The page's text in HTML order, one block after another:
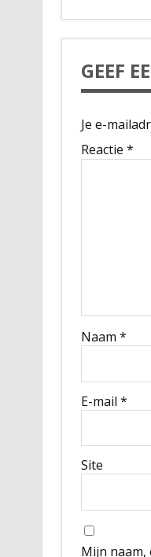
GEEF
Je e-
Reactie *
Naam *
E-mail *
Site
Mijn naam,